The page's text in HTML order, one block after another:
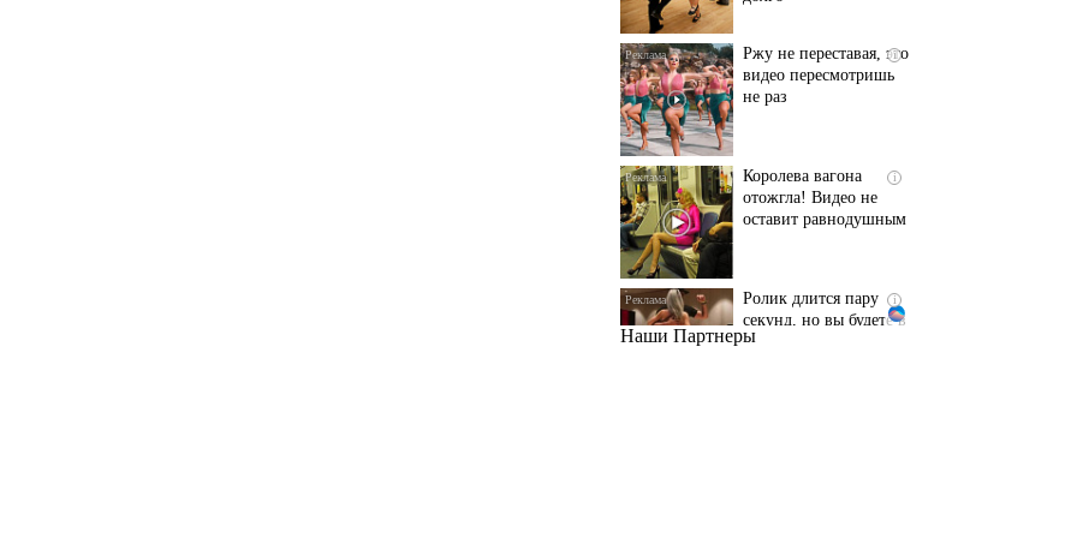
Королева вагона
i
Ролик длится пару
Этот танец невесты
Наши Партнеры